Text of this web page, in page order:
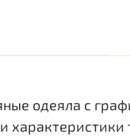
одеяла с